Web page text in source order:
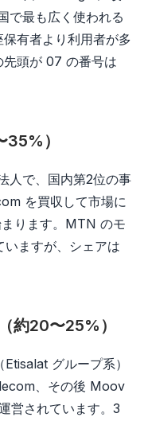
で最も広く使われる
有者より利用者が多
先頭が 07 の番号は
）
人で、国内第2位の事
を買収して市場に
ります。MTN のモ
ますが、シェアは
20〜25%）
グループ系）
、その後 Moov
営されています。3